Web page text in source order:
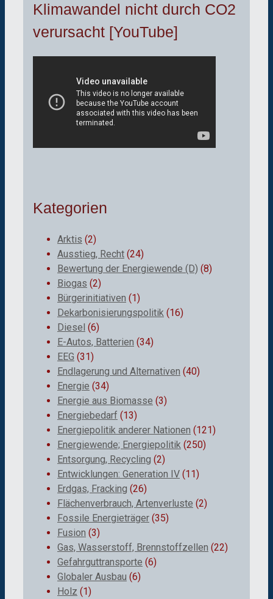
Klimawandel nicht durch CO2
verursacht [YouTube]
Kategorien
Arktis (2)
Ausstieg, Recht (24)
Bewertung der Energiewende (D) (8)
Biogas (2)
Bürgerinitiativen (1)
Dekarbonisierungspolitik (16)
Diesel (6)
E-Autos, Batterien (34)
EEG (31)
Endlagerung und Alternativen (40)
Energie (34)
Energie aus Biomasse (3)
Energiebedarf (13)
Energiepolitik anderer Nationen (121)
Energiewende; Energiepolitik (250)
Entsorgung, Recycling (2)
Entwicklungen: Generation IV (11)
Erdgas, Fracking (26)
Flächenverbrauch, Artenverluste (2)
Fossile Energieträger (35)
Fusion (3)
Gas, Wasserstoff, Brennstoffzellen (22)
Gefahrguttransporte (6)
Globaler Ausbau (6)
Holz (1)